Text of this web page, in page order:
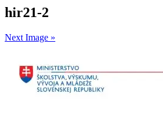
hir21-2
Next Image »